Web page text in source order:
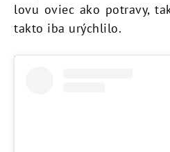
lovu oviec ako potravy,
takto iba urýchlilo.